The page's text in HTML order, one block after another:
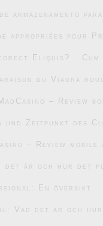
armazenamento
appropriées pour
Eliquis?
du Viagra
– Review
und Zeitpunkt des
– Review
det är och hur det
En översikt
Vad det är och